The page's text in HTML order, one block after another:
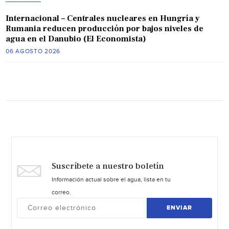
Internacional – Centrales nucleares en Hungría y
Rumania reducen producción por bajos niveles de
agua en el Danubio (El Economista)
06 AGOSTO 2026
Suscríbete a nuestro boletín
Información actual sobre el agua, lista en tu
correo.
ENVIAR